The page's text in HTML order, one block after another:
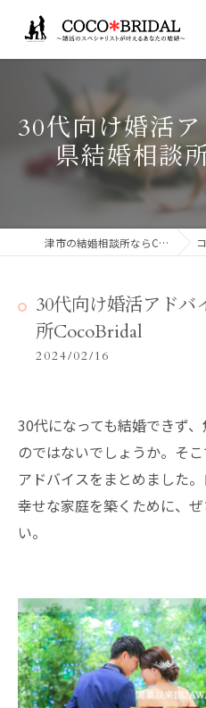
30代向け婚活
県結婚相談
津市の結婚相談所ならCocoBridalココブライダル コラム
30代向け婚活アド
所CocoBridal
2024/02/16
30代になっても結婚できず
のではないでしょうか。そ
アドバイスをまとめました
幸せな家庭を築くために、
い。